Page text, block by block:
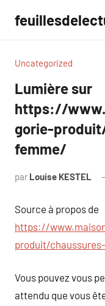
contenu
Uncategorized
Lumière sur
https://
gorie-
femme/
par Louise KESTEL
Source à propos de
https://
produit/
Vous pouvez vous
attendu que vous